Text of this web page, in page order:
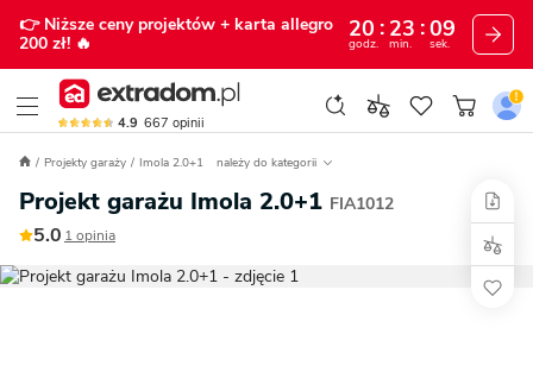
👉 Niższe ceny projektów + karta allegro
200 zł! 🔥
20
godz.
23
min.
08
sek.
4.9 667 opinii
Projekty garaży Imola 2.0+1 należy do kategorii
Projekt garażu Imola 2.0+1 FIA1012
5.0 1 opinia